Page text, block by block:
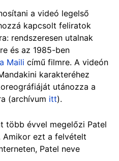
a videó legelső
kapcsolt feliratok
rendszeresen utalnak
és az 1985-ben
Maili című filmre. A videón
karakteréhez
utánozza a
(archívum itt).
több évvel megelőzi Patel
Amikor ezt a felvételt
Patel neve